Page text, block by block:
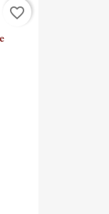
favorite_border